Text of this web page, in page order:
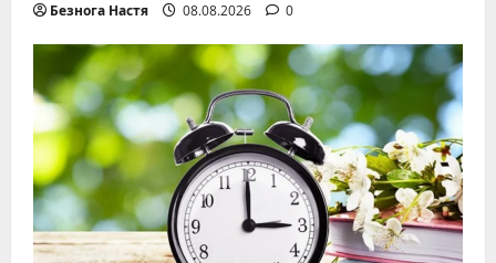
Безнога Настя 08.08.2026 0